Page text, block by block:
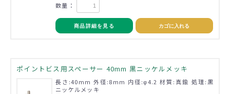
数量：
商品詳細を見る カゴに入れる
ポイントビス用スペーサー 40mm 黒ニッケルメッキ
長さ:40mm 外径:8mm 内径:φ4.2 材質:真鍮 処理:黒
ニッケルメッキ